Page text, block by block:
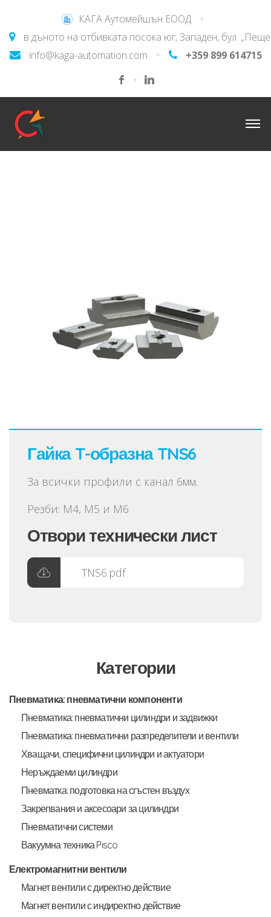
КАГА Аутомейшън ЕООД
в дъното на отбивката посока юг, Западен, бул.
info@kaga-automation.com
+359 899 614715
Гайка T-образна TNS6
За всички профили с канал 6мм.
Резби: М4, M5 и М6
Отвори технически лист
TNS6.pdf
Категории
Пневматика: пневматични компоненти
Пневматика: пневматични цилиндри и задвижки
Пневматика: пневматични разпределители и вентили
Хващачи, специфични цилиндри и актуатори
Неръждаеми цилиндри
Пневматка: подготовка на сгъстен въздух
Закрепвания и аксесоари за цилиндри
Пневматични системи
Вакуумна техника Pisco
Електромагнитни вентили
Магнет вентили с директно действие
Магнет вентили с индиректно действие